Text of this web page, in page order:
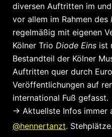
diversen Auftritten im
vor allem im Rahmen des
regelmäßig mit eigenen
Kölner Trio Diode Eins ist
Bestandteil der Kölner
Auftritten quer durch
Veröffentlichungen auf
international Fuß gefasst.
-> Aktuellste Infos immer
@hennertanzt.